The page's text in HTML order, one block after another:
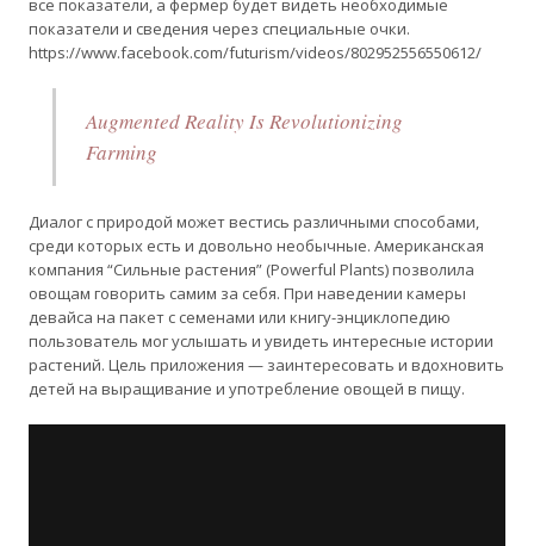
все показатели, а фермер будет видеть необходимые
показатели и сведения через специальные очки.
https://www.facebook.com/futurism/videos/802952556550612/
Augmented Reality Is Revolutionizing
Farming
Диалог с природой может вестись различными способами,
среди которых есть и довольно необычные. Американская
компания “Сильные растения” (Powerful Plants) позволила
овощам говорить самим за себя. При наведении камеры
девайса на пакет с семенами или книгу-энциклопедию
пользователь мог услышать и увидеть интересные истории
растений. Цель приложения — заинтересовать и вдохновить
детей на выращивание и употребление овощей в пищу.